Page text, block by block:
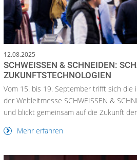
12.08.2025
SCHWEISSEN & SCHNEIDEN:
ZUKUNFTSTECHNOLOGIEN
Vom 15. bis 19. September trifft sich die
der Weltleitmesse SCHWEISSEN &
und blickt gemeinsam auf die Zukunft
Mehr erfahren